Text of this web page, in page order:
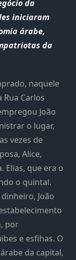
da
iniciaram
árabe,
da
naquele
Carlos
João
o lugar,
vezes de
Alice,
Elias, que era o
o quintal.
João
por
e esfihas. O
da capital,